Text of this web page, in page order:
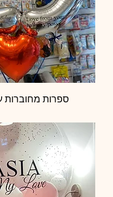
ספרות מחוברות